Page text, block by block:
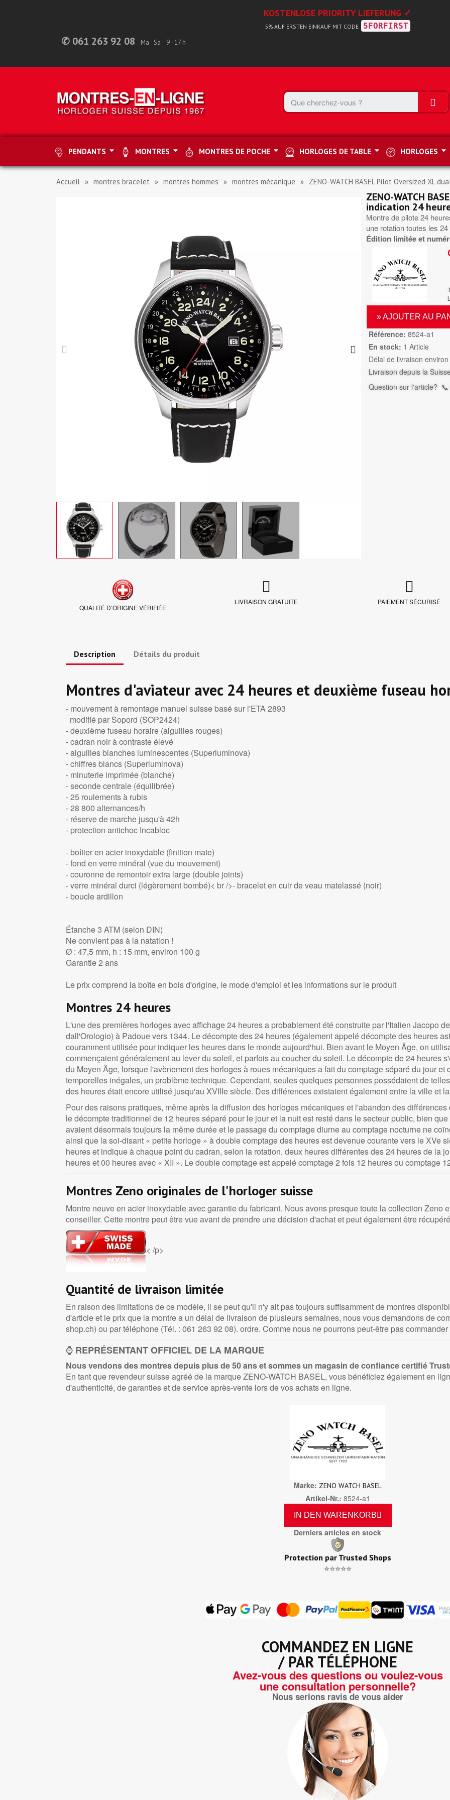
KOSTENLOSE PRIORITY LIEFERUNG ✓
5% AUF ERSTEN EINKAUF MIT CODE 5FORFIRST
✆ 061 263 92 08 Ma - Sa : 9 - 17 h
PENDANTS MONTRES MONTRES DE POCHE HORLOGES DE TABLE HORLOGES
Accueil montres bracelet montres hommes montres mécanique ZENO-WATCH BASEL Pilot Oversized XL
ZENO-WATCH
indication 24
Montre de pilote 24
une rotation toutes les
Édition limitée et
» AJOUTER AU
Référence: 8524-a1
En stock: 1 Article
Délai de livraison
Livraison depuis la
Question sur l'article? 📞
QUALITÉ D’ORIGINE VÉRIFIÉE
LIVRAISON GRATUITE PAIEMENT SÉCURISÉ
Description Détails du produit
Montres d'aviateur avec 24 heures et deuxième fuseau
- mouvement à remontage manuel suisse basé sur l'ETA 2893
modifié par Sopord (SOP2424)
- deuxième fuseau horaire (aiguilles rouges)
- cadran noir à contraste élevé
- aiguilles blanches luminescentes (Superluminova)
- chiffres blancs (Superluminova)
- minuterie imprimée (blanche)
- seconde centrale (équilibrée)
- 25 roulements à rubis
- 28 800 alternances/h
- réserve de marche jusqu'à 42h
- protection antichoc Incabloc
- boîtier en acier inoxydable (finition mate)
- fond en verre minéral (vue du mouvement)
- couronne de remontoir extra large (double joints)
- verre minéral durci (légèrement bombé)< br />- bracelet en cuir de veau matelassé (noir)
- boucle ardillon
Étanche 3 ATM (selon DIN)
Ne convient pas à la natation !
Ø : 47,5 mm, h : 15 mm, environ 100 g
Garantie 2 ans
Le prix comprend la boîte en bois d'origine, le mode d'emploi et les informations sur le produit
Montres 24 heures
L'une des premières horloges avec affichage 24 heures a probablement été construite par l'Italien Jacopo
dall'Orologio) à Padoue vers 1344. Le décompte des 24 heures (également appelé décompte des heures
couramment utilisée pour indiquer les heures dans le monde aujourd'hui. Bien avant le Moyen Âge, on
commençaient généralement au lever du soleil, et parfois au coucher du soleil. Le décompte de 24 heures
du Moyen Âge, lorsque l'avènement des horloges à roues mécaniques a fait du comptage séparé du jour et
temporelles inégales, un problème technique. Cependant, seules quelques personnes possédaient de
des heures était encore utilisé jusqu'au XVIIIe siècle. Des différences existaient également entre la ville et
Pour des raisons pratiques, même après la diffusion des horloges mécaniques et l'abandon des
le décompte traditionnel de 12 heures séparé pour le jour et la nuit est resté dans le secteur public, bien
avaient désormais toujours la même durée et le passage du comptage diurne au comptage nocturne ne
ainsi que la soi-disant « petite horloge » à double comptage des heures est devenue courante vers le XVe
heures et indique à chaque point du cadran, selon la rotation, deux heures différentes des 24 heures de la
heures et 00 heures avec « XII ». Le double comptage est appelé comptage 2 fois 12 heures ou comptage
Montres Zeno originales de l'horloger suisse
Montre neuve en acier inoxydable avec garantie du fabricant. Nous avons presque toute la collection Zeno
conseiller. Cette montre peut être vue avant de prendre une décision d'achat et peut également être
< /p>
Quantité de livraison limitée
En raison des limitations de ce modèle, il se peut qu'il n'y ait pas toujours suffisamment de montres
d'article et le prix que la montre a un délai de livraison de plusieurs semaines, nous vous demandons de
shop.ch) ou par téléphone (Tél. : 061 263 92 08). ordre. Comme nous ne pourrons peut-être pas
⌚ REPRÉSENTANT OFFICIEL DE LA MARQUE
Nous vendons des montres depuis plus de 50 ans et sommes un magasin de confiance certifié
En tant que revendeur suisse agréé de la marque ZENO-WATCH BASEL, vous bénéficiez également en
d'authenticité, de garanties et de service après-vente lors de vos achats en ligne.
Marke ZENO WATCH BASEL
Artikel-Nr. 8524-a1
IN DEN WARENKORB
Derniers articles en stock
Protection par Trusted Shops
⭐⭐⭐⭐⭐
COMMANDEZ EN LIGNE
/ PAR TÉLÉPHONE
Avez-vous des questions ou voulez-vous
une consultation personnelle?
Nous serions ravis de vous aider